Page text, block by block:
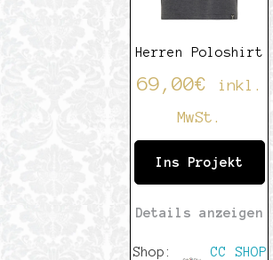
Herren Poloshirt
69,00€
inkl.
MwSt.
Ins Projekt
Details anzeigen
Shop: CC SHOP